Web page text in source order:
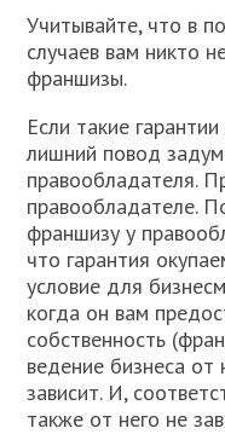
Учитывайте, что в
случаев вам никто
франшизы.
Если такие
лишний повод
правообладателя.
правообладателе.
франшизу у
что гарантия
условие для
когда он вам
собственность
ведение бизнеса от
зависит. И,
также от него не